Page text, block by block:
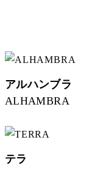
アルハンブラ
ALHAMBRA
テラ